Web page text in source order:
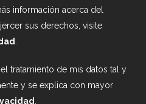
información acerca del
sus derechos, visite
el tratamiento de mis datos tal y
y se explica con mayor